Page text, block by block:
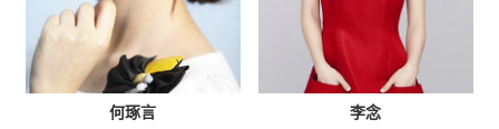
何琢言 李念